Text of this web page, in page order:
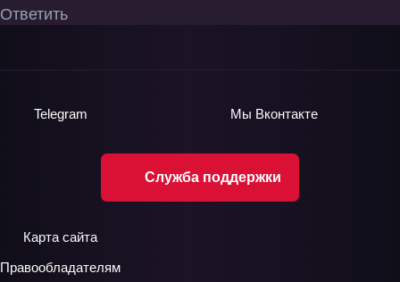
Ответить
Служба поддержки
Telegram Мы Вконтакте
Карта сайта
Правообладателям